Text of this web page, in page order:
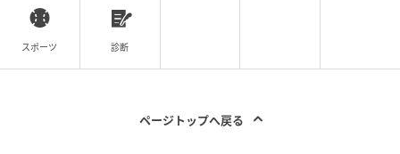
式】（@JRC_Shinkan_jp）公式Xアカウント 2025年6
スポーツ 診断
ページトップへ戻る